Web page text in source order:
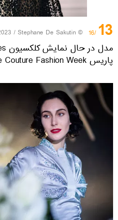
13
/16
© AFP 2023 / Stephane De Sakutin
پاریس Paris Haute Couture Fashion Week